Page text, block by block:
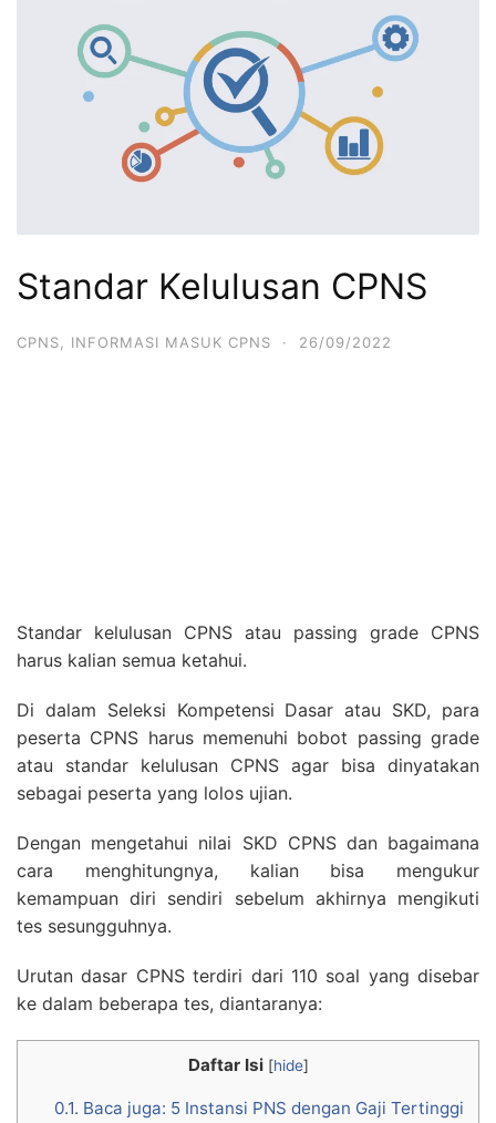
Standar Kelulusan CPNS
CPNS INFORMASI MASUK CPNS · 26/09/2022
Standar kelulusan CPNS atau passing grade CPNS
harus kalian semua ketahui.
Di dalam Seleksi Kompetensi Dasar atau SKD, para
peserta CPNS harus memenuhi bobot passing grade
atau standar kelulusan CPNS agar bisa dinyatakan
sebagai peserta yang lolos ujian.
Dengan mengetahui nilai SKD CPNS dan bagaimana
cara menghitungnya, kalian bisa mengukur
kemampuan diri sendiri sebelum akhirnya mengikuti
tes sesungguhnya.
Urutan dasar CPNS terdiri dari 110 soal yang disebar
ke dalam beberapa tes, diantaranya:
Daftar Isi [hide]
0.1. Baca juga: 5 Instansi PNS dengan Gaji Tertinggi